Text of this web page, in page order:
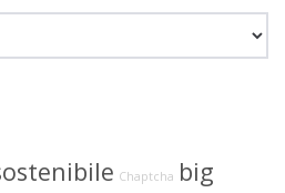
Chaptcha big